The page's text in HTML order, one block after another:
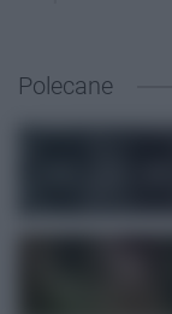
Polecane